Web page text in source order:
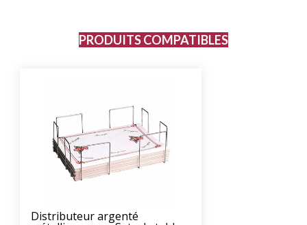
PRODUITS COMPATIBLES
Distributeur argenté